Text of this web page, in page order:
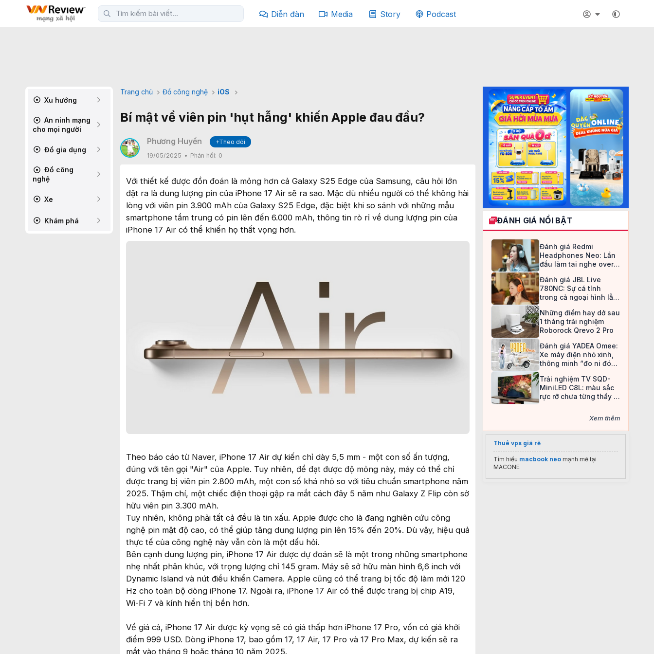
Diễn đàn Media Story Podcast
Xu hướng
An ninh mạng
cho mọi người
Đồ gia dụng
Đồ công
nghệ
Xe
Khám phá
Trang chủ Đồ công nghệ iOS
Bí mật về viên pin 'hụt hẫng' khiến Apple đau đầu?
Phương Huyền
+Theo dõi
19/05/2025
Phản hồi: 0
Với thiết kế được đồn đoán là mỏng hơn cả Galaxy S25 Edge của Samsung, câu hỏi lớn
đặt ra là dung lượng pin của iPhone 17 Air sẽ ra sao. Mặc dù nhiều người có thể không hài
lòng với viên pin 3.900 mAh của Galaxy S25 Edge, đặc biệt khi so sánh với những mẫu
smartphone tầm trung có pin lên đến 6.000 mAh, thông tin rò rỉ về dung lượng pin của
iPhone 17 Air có thể khiến họ thất vọng hơn.
Theo báo cáo từ Naver, iPhone 17 Air dự kiến chỉ dày 5,5 mm - một con số ấn tượng,
đúng với tên gọi "Air" của Apple. Tuy nhiên, để đạt được độ mỏng này, máy có thể chỉ
được trang bị viên pin 2.800 mAh, một con số khá nhỏ so với tiêu chuẩn smartphone năm
2025. Thậm chí, một chiếc điện thoại gập ra mắt cách đây 5 năm như Galaxy Z Flip còn sở
hữu viên pin 3.300 mAh.
Tuy nhiên, không phải tất cả đều là tin xấu. Apple được cho là đang nghiên cứu công
nghệ pin mật độ cao, có thể giúp tăng dung lượng pin lên 15% đến 20%. Dù vậy, hiệu quả
thực tế của công nghệ này vẫn còn là một dấu hỏi.
Bên cạnh dung lượng pin, iPhone 17 Air được dự đoán sẽ là một trong những smartphone
nhẹ nhất phân khúc, với trọng lượng chỉ 145 gram. Máy sẽ sở hữu màn hình 6,6 inch với
Dynamic Island và nút điều khiển Camera. Apple cũng có thể trang bị tốc độ làm mới 120
Hz cho toàn bộ dòng iPhone 17. Ngoài ra, iPhone 17 Air có thể được trang bị chip A19,
Wi-Fi 7 và kính hiển thị bền hơn.
Về giá cả, iPhone 17 Air được kỳ vọng sẽ có giá thấp hơn iPhone 17 Pro, vốn có giá khởi
điểm 999 USD. Dòng iPhone 17, bao gồm 17, 17 Air, 17 Pro và 17 Pro Max, dự kiến sẽ ra
mắt vào tháng 9 hoặc tháng 10 năm 2025.
ĐÁNH GIÁ NỔI BẬT
Đánh giá Redmi
Headphones Neo: Lần
đầu làm tai nghe over-
an toàn
Đánh giá JBL Live
780NC: Sự cá tính
trong cả ngoại hình lẫn
Những điểm hay dở sau
1 tháng trải nghiệm
Roborock Qrevo 2 Pro
Đánh giá YADEA Omee:
Xe máy điện nhỏ xinh,
thông minh “đo ni đóng
Trải nghiệm TV SQD-
MiniLED C8L: màu sắc
rực rỡ chưa từng thấy ở
Xem thêm
Thuê vps giá rẻ
Tìm hiểu macbook neo mạnh mẽ tại
MACONE